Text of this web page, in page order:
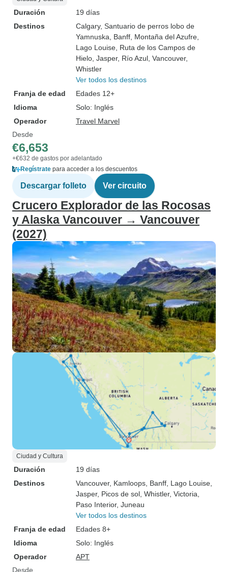
Duración
19 días
Destinos
Calgary, Santuario de perros lobo de
Yamnuska , Banff , Montaña del Azufre
Lago Louise , Ruta de los Campos de
Hielo , Jasper, Río Azul , Vancouver,
Whistler
Ver todos los destinos
Franja de edad
Edades 12+
Idioma
Solo: Inglés
Operador
Travel Marvel
Desde
€6,653
+€632 de gastos por adelantado
Regístrate para acceder a los descuentos
Descargar folleto Ver circuito
Crucero Explorador de las Rocosas
y Alaska Vancouver → Vancouver
(2027)
Ciudad y Cultura
Duración
19 días
Destinos
Vancouver, Kamloops , Banff , Lago Louise
Jasper, Picos de sol , Whistler, Victoria
Paso Interior, Juneau
Ver todos los destinos
Franja de edad
Edades 8+
Idioma
Solo: Inglés
Operador
APT
Desde